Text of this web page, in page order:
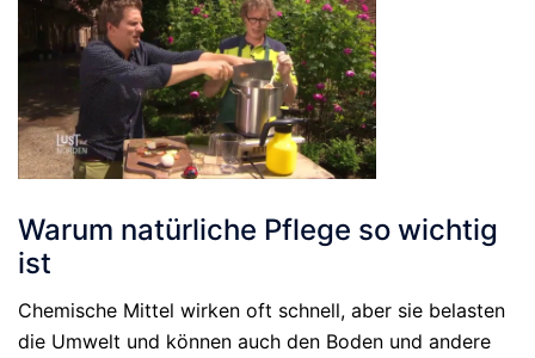
Warum natürliche Pflege so wichtig
ist
Chemische Mittel wirken oft schnell, aber sie belasten
die Umwelt und können auch den Boden und andere